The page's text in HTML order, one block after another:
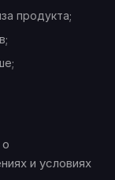
продукта;
и условиях